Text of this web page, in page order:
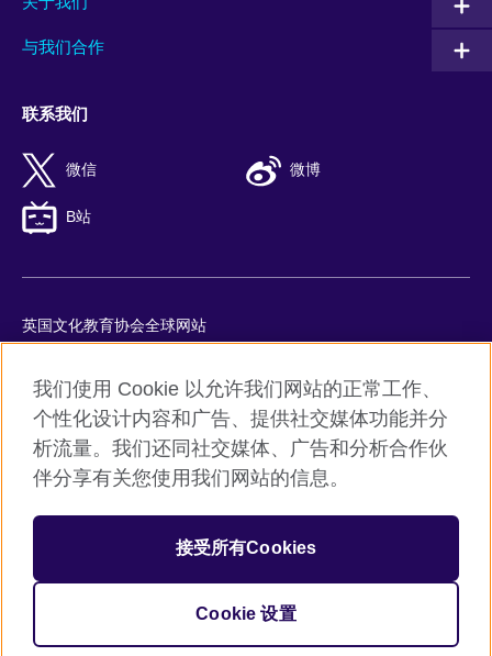
与我们合作
联系我们
微信 微博
B站
英国文化教育协会全球网站
Cookie
网站地图
ICP number: 京ICP备10044692号-8
京公网安备11010502045859号
机构注册号：209131 （英格兰与威尔士）SC037733 （苏格兰）
我们使用 Cookie 以允许我们网站的正常工作、
个性化设计内容和广告、提供社交媒体功能并分
析流量。我们还同社交媒体、广告和分析合作伙
伴分享有关您使用我们网站的信息。
接受所有Cookies
Cookie 设置